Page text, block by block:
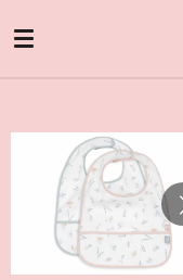
direct